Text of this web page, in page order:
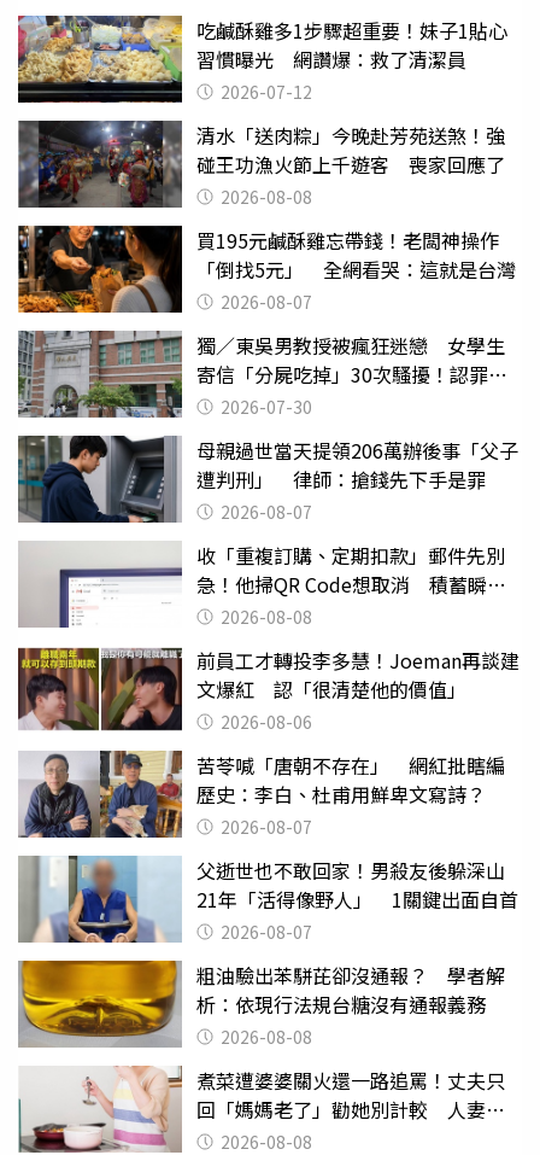
吃鹹酥雞多1步驟超重要！妹子1貼心
習慣曝光 網讚爆：救了清潔員
2026-07-12
清水「送肉粽」今晚赴芳苑送煞！強
碰王功漁火節上千遊客 喪家回應了
2026-08-08
買195元鹹酥雞忘帶錢！老闆神操作
「倒找5元」 全網看哭：這就是台灣
2026-08-07
獨／東吳男教授被瘋狂迷戀 女學生
寄信「分屍吃掉」30次騷擾！認罪免
關 2026-07-30
母親過世當天提領206萬辦後事「父子
遭判刑」 律師：搶錢先下手是罪
2026-08-07
收「重複訂購、定期扣款」郵件先別
急！他掃QR Code想取消 積蓄瞬間
蒸發2026-08-08
前員工才轉投李多慧！Joeman再談建
文爆紅 認「很清楚他的價值」
2026-08-06
苦苓喊「唐朝不存在」 網紅批瞎編
歷史：李白、杜甫用鮮卑文寫詩？
2026-08-07
父逝世也不敢回家！男殺友後躲深山
21年「活得像野人」 1關鍵出面自首
2026-08-07
粗油驗出苯駢芘卻沒通報？ 學者解
析：依現行法規台糖沒有通報義務
2026-08-08
煮菜遭婆婆關火還一路追罵！丈夫只
回「媽媽老了」勸她別計較 人妻超
崩潰：我像台傭
2026-08-08